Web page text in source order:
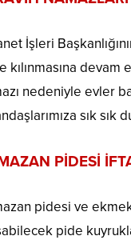
İşleri
kılınmasına devam
nedeniyle evler
sık sık
PİDESİ
pidesi ve
pide